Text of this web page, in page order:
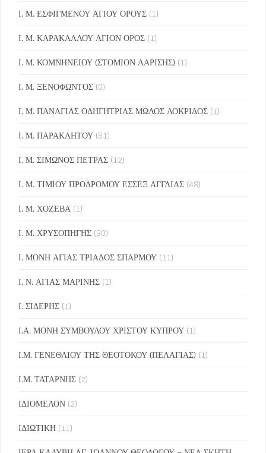
Ι. Μ. ΕΣΦΙΓΜΕΝΟΥ ΑΓΙΟΥ ΟΡΟΥΣ (1)
Ι. Μ. ΚΑΡΑΚΑΛΛΟΥ ΑΓΙΟΝ ΟΡΟΣ (1)
Ι. Μ. ΚΟΜΝΗΝΕΙΟΥ (ΣΤΟΜΙΟΝ ΛΑΡΙΣΗΣ) (1)
Ι. Μ. ΞΕΝΟΦΩΝΤΟΣ (0)
Ι. Μ. ΠΑΝΑΓΙΑΣ ΟΔΗΓΗΤΡΙΑΣ ΜΩΛΟΣ ΛΟΚΡΙΔΟΣ (1)
Ι. Μ. ΠΑΡΑΚΛΗΤΟΥ (91)
Ι. Μ. ΣΙΜΩΝΟΣ ΠΕΤΡΑΣ (12)
Ι. Μ. ΤΙΜΙΟΥ ΠΡΟΔΡΟΜΟΥ ΕΣΣΕΞ ΑΓΓΛΙΑΣ (48)
Ι. Μ. ΧΟΖΕΒΑ (1)
Ι. Μ. ΧΡΥΣΟΠΗΓΗΣ (30)
Ι. ΜΟΝΗ ΑΓΙΑΣ ΤΡΙΑΔΟΣ ΣΠΑΡΜΟΥ (11)
Ι. Ν. ΑΓΙΑΣ ΜΑΡΙΝΗΣ (1)
Ι. ΣΙΔΕΡΗΣ (1)
Ι.Α. ΜΟΝΗ ΣΥΜΒΟΥΛΟΥ ΧΡΙΣΤΟΥ ΚΥΠΡΟΥ (1)
Ι.Μ. ΓΕΝΕΘΛΙΟΥ ΤΗΣ ΘΕΟΤΟΚΟΥ (ΠΕΛΑΓΙΑΣ) (1)
Ι.Μ. ΤΑΤΑΡΝΗΣ (2)
ΙΔΙΟΜΕΛΟΝ (2)
ΙΔΙΩΤΙΚΗ (11)